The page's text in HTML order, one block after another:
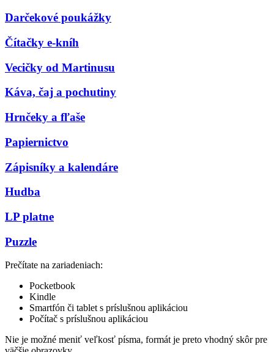
Darčekové poukážky
Čítačky e-kníh
Vecičky od Martinusu
Káva, čaj a pochutiny
Hrnčeky a fľaše
Papiernictvo
Zápisníky a kalendáre
Hudba
LP platne
Puzzle
Prečítate na zariadeniach:
Pocketbook
Kindle
Smartfón či tablet s príslušnou aplikáciou
Počítač s príslušnou aplikáciou
Nie je možné meniť veľkosť písma, formát je preto vhodný skôr pre